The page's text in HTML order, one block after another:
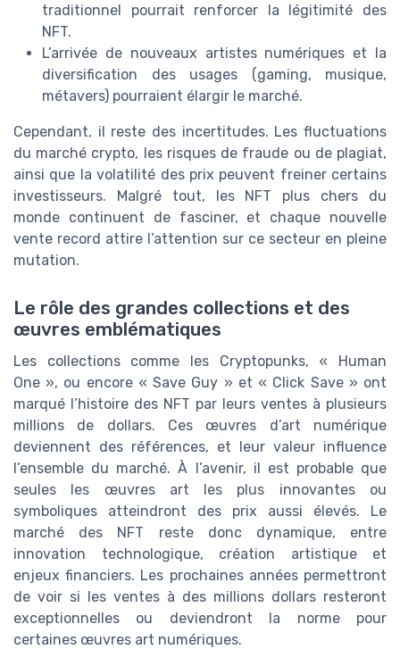
traditionnel pourrait renforcer la légitimité des
NFT.
L’arrivée de nouveaux artistes numériques et la
diversification des usages (gaming, musique,
métavers) pourraient élargir le marché.
Cependant, il reste des incertitudes. Les fluctuations
du marché crypto, les risques de fraude ou de plagiat,
ainsi que la volatilité des prix peuvent freiner certains
investisseurs. Malgré tout, les NFT plus chers du
monde continuent de fasciner, et chaque nouvelle
vente record attire l’attention sur ce secteur en pleine
mutation.
Le rôle des grandes collections et des
œuvres emblématiques
Les collections comme les Cryptopunks, « Human
One », ou encore « Save Guy » et « Click Save » ont
marqué l’histoire des NFT par leurs ventes à plusieurs
millions de dollars. Ces œuvres d’art numérique
deviennent des références, et leur valeur influence
l’ensemble du marché. À l’avenir, il est probable que
seules les œuvres art les plus innovantes ou
symboliques atteindront des prix aussi élevés. Le
marché des NFT reste donc dynamique, entre
innovation technologique, création artistique et
enjeux financiers. Les prochaines années permettront
de voir si les ventes à des millions dollars resteront
exceptionnelles ou deviendront la norme pour
certaines œuvres art numériques.